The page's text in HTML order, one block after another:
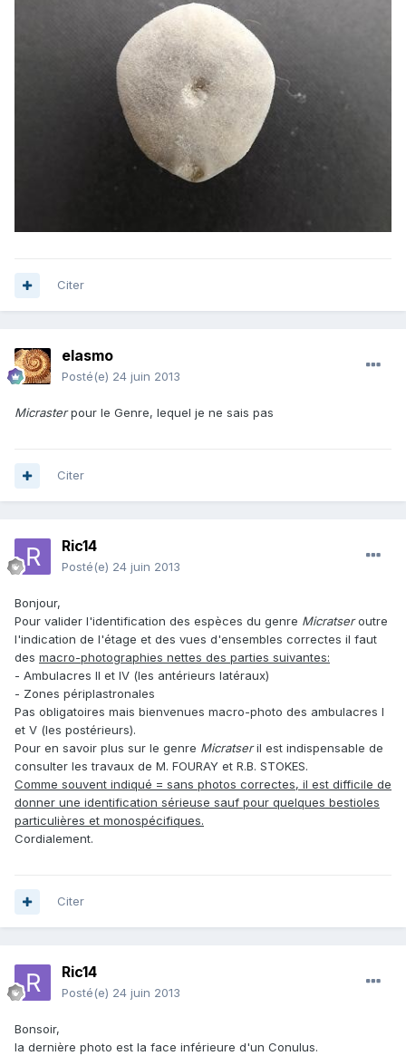
Citer
elasmo
Posté(e) 24 juin 2013
Micrasterpour le Genre, lequel je ne sais pas
Citer
Ric14
Posté(e) 24 juin 2013
Bonjour,
Pour valider l'identification des espèces du genre Micratseroutre
l'indication de l'étage et des vues d'ensembles correctes il faut
des macro-photographies nettes des parties suivantes:
- Ambulacres II et IV (les antérieurs latéraux)
- Zones périplastronales
Pas obligatoires mais bienvenues macro-photo des ambulacres I
et V (les postérieurs).
Pour en savoir plus sur le genre Micratseril est indispensable de
consulter les travaux de M. FOURAY et R.B. STOKES.
Comme souvent indiqué = sans photos correctes, il est difficile de
donner une identification sérieuse sauf pour quelques bestioles
particulières et monospécifiques.
Cordialement.
Citer
Ric14
Posté(e) 24 juin 2013
Bonsoir,
la dernière photo est la face inférieure d'un Conulus.